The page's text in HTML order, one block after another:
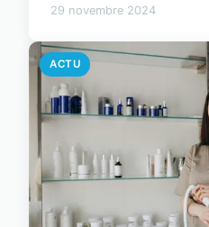
29 novembre 2024
ACTU